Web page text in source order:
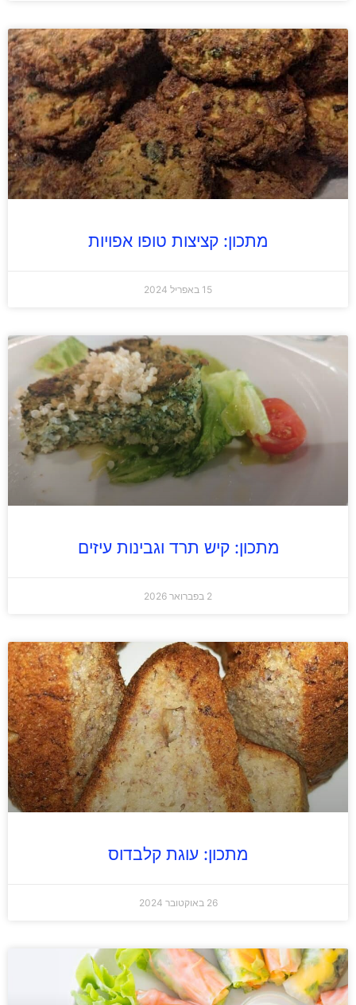
מתכון: קציצות טופו אפויות
15 באפריל 2024
מתכון: קיש תרד וגבינות עיזים
2 בפברואר 2026
מתכון: עוגת קלבדוס
26 באוקטובר 2024